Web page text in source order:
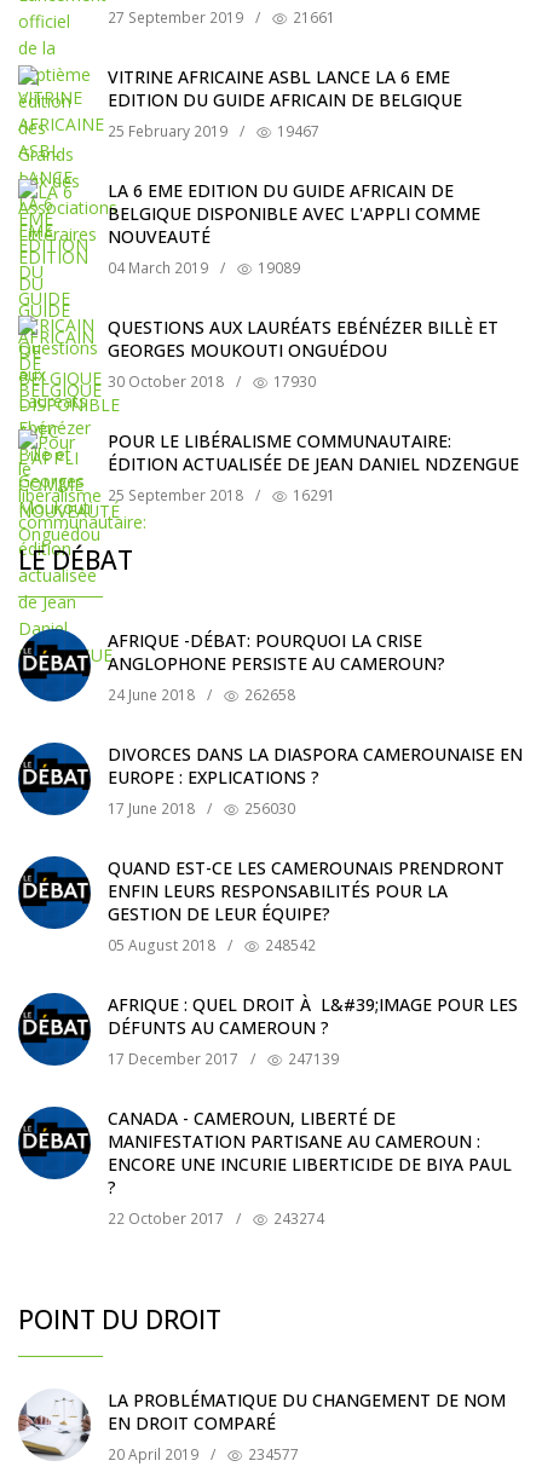
27 September 2019 / 21661
VITRINE AFRICAINE ASBL LANCE LA 6 EME
EDITION DU GUIDE AFRICAIN DE BELGIQUE
25 February 2019 / 19467
LA 6 EME EDITION DU GUIDE AFRICAIN DE
BELGIQUE DISPONIBLE AVEC L'APPLI COMME
NOUVEAUTÉ
04 March 2019 / 19089
QUESTIONS AUX LAURÉATS EBÉNÉZER BILLÈ ET
GEORGES MOUKOUTI ONGUÉDOU
30 October 2018 / 17930
POUR LE LIBÉRALISME COMMUNAUTAIRE:
ÉDITION ACTUALISÉE DE JEAN DANIEL NDZENGUE
25 September 2018 / 16291
LE DÉBAT
AFRIQUE -DÉBAT: POURQUOI LA CRISE
ANGLOPHONE PERSISTE AU CAMEROUN?
24 June 2018 / 262658
DIVORCES DANS LA DIASPORA CAMEROUNAISE EN
EUROPE : EXPLICATIONS ?
17 June 2018 / 256030
QUAND EST-CE LES CAMEROUNAIS PRENDRONT
ENFIN LEURS RESPONSABILITÉS POUR LA
GESTION DE LEUR ÉQUIPE?
05 August 2018 / 248542
AFRIQUE : QUEL DROIT À L&#39;IMAGE POUR LES
DÉFUNTS AU CAMEROUN ?
17 December 2017 / 247139
CANADA - CAMEROUN, LIBERTÉ DE
MANIFESTATION PARTISANE AU CAMEROUN :
ENCORE UNE INCURIE LIBERTICIDE DE BIYA PAUL
?
22 October 2017 / 243274
POINT DU DROIT
LA PROBLÉMATIQUE DU CHANGEMENT DE NOM
EN DROIT COMPARÉ
20 April 2019 / 234577